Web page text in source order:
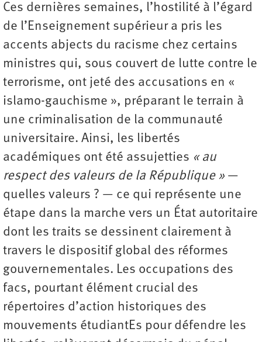
Ces dernières semaines, l’hostilité à l’égard
de l’Enseignement supérieur a pris les
accents abjects du racisme chez certains
ministres qui, sous couvert de lutte contre le
terrorisme, ont jeté des accusations en «
islamo-gauchisme », préparant le terrain à
une criminalisation de la communauté
universitaire. Ainsi, les libertés
académiques ont été assujetties « au
respect des valeurs de la République » —
quelles valeurs ? — ce qui représente une
étape dans la marche vers un État autoritaire
dont les traits se dessinent clairement à
travers le dispositif global des réformes
gouvernementales. Les occupations des
facs, pourtant élément crucial des
répertoires d’action historiques des
mouvements étudiantEs pour défendre les